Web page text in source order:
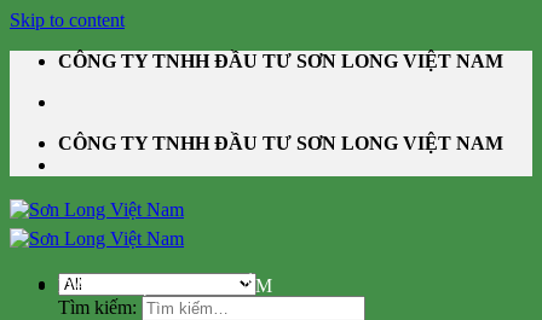
Skip to content
CÔNG TY TNHH ĐẦU TƯ SƠN LONG VIỆT NAM
CÔNG TY TNHH ĐẦU TƯ SƠN LONG VIỆT NAM
Tìm kiếm:
DANH MỤC SẢN PHẨM